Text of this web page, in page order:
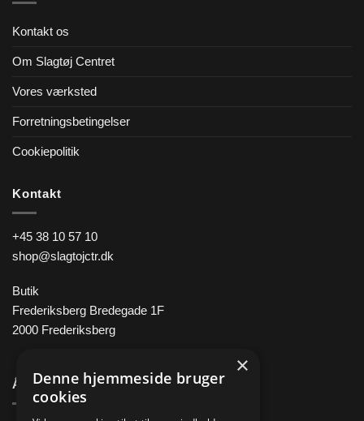
Kontakt os
Om Slagtøj Centret
Vores værksted
Forretningsbetingelser
Cookiepolitik
Kontakt
+45 38 10 57 10
shop@slagtojctr.dk
Butik
Frederiksberg Bredegade 1F
2000 Frederiksberg
Åbningstider
×
Denne hjemmeside bruger
cookies